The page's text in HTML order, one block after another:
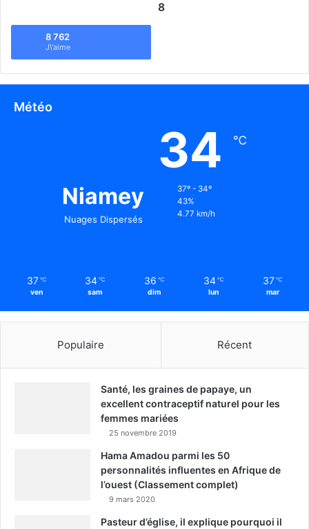
8
8 762
J\'aime
Météo
Niamey
Nuages Dispersés
34 ℃
37º - 34º
43%
4.77 km/h
37 ℃
ven
34 ℃
sam
36 ℃
dim
34 ℃
lun
37 ℃
mar
Populaire Récent
Santé, les graines de papaye, un
excellent contraceptif naturel pour les
femmes mariées
25 novembre 2019
Hama Amadou parmi les 50
personnalités influentes en Afrique de
l’ouest (Classement complet)
9 mars 2020
Pasteur d’église, il explique pourquoi il